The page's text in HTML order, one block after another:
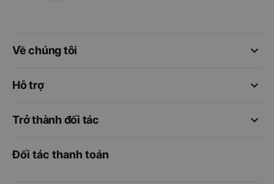
keyboard_arrow_down
Về chúng tôi
keyboard_arrow_down
Hỗ trợ
keyboard_arrow_down
Trở thành đối tác
Đối tác thanh toán